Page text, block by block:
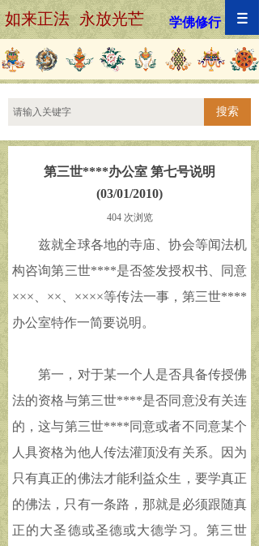
如来正法 永放光芒 学佛修行
搜索
第三世****办公室 第七号说明
(03/01/2010)
404 次浏览
兹就全球各地的寺庙、协会等闻法机
构咨询第三世****是否签发授权书、同意
×××、××、××××等传法一事，第三世****
办公室特作一简要说明。
第一，对于某一个人是否具备传授佛
法的资格与第三世****是否同意没有关连
的，这与第三世****同意或者不同意某个
人具资格为他人传法灌顶没有关系。因为
只有真正的佛法才能利益众生，要学真正
的佛法，只有一条路，那就是必须跟随真
正的大圣德或圣德或大德学习。第三世